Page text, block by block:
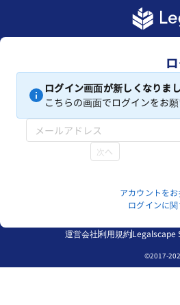
ログイン画面が新しくなりまし
こちらの画面でログインをお願
次へ
アカウントを
ログインに
運営会社利用規約Legalscape
©2017-